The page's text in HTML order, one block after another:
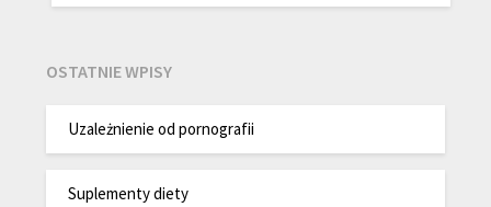
OSTATNIE WPISY
Uzależnienie od pornografii
Suplementy diety